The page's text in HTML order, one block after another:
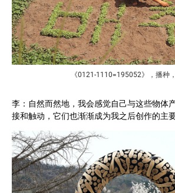
《0121-1110=195052》，播种
李：自然而然地，我会感觉自己与这些物体
接和触动，它们也渐渐成为我之后创作的主要